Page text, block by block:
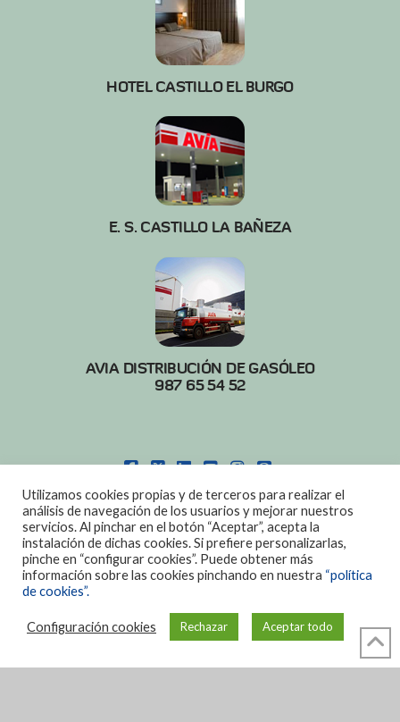
HOTEL CASTILLO EL BURGO
E. S. CASTILLO LA BAÑEZA
AVIA DISTRIBUCIÓN DE GASÓLEO
987 65 54 52
POLITICA DE COOKIES|AVISO LEGAL
DISEÑO: DIAN SISTEMAS
Utilizamos cookies propias y de terceros para realizar el
análisis de navegación de los usuarios y mejorar nuestros
servicios. Al pinchar en el botón “Aceptar”, acepta la
instalación de dichas cookies. Si prefiere personalizarlas,
pinche en “configurar cookies”. Puede obtener más
información sobre las cookies pinchando en nuestra “política
de cookies”.
Configuración cookies Rechazar Aceptar todo